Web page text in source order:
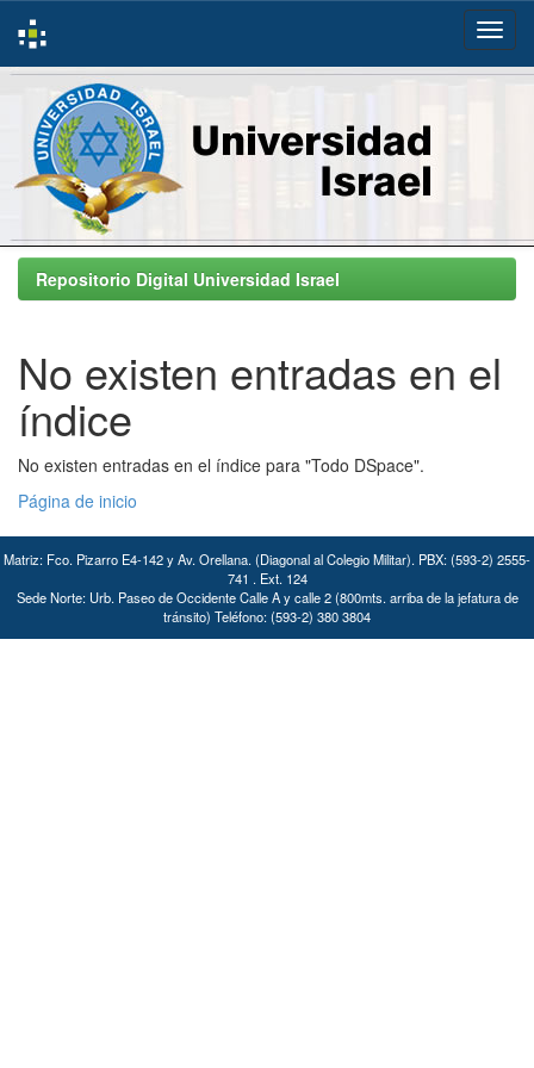
Skip
navigationRepositorio Digital Universidad Israel
No existen entradas en el
índice
No existen entradas en el índice para "Todo DSpace".
Página de inicio
Matriz: Fco. Pizarro E4-142 y Av. Orellana. (Diagonal al Colegio Militar). PBX: (593-2) 2555-
741 . Ext. 124
Sede Norte: Urb. Paseo de Occidente Calle A y calle 2 (800mts. arriba de la jefatura de
tránsito) Teléfono: (593-2) 380 3804